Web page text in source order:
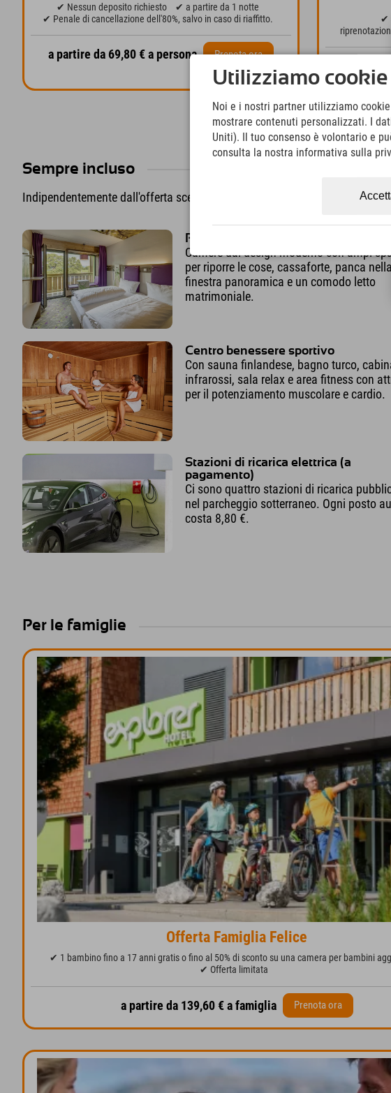
✔ Nessun deposito richiesto
✔ a partire da 1 notte
✔ Penale di cancellazione dell'80%, salvo in caso di riaffitto.
a partire da 69,80 € a persona Prenota ora
✔
a partire
Sempre incluso
Indipendentemente dall'offerta scelta o dal fatto che i pernottamenti
Progettare le stanze
Camere dal design moderno con ampi
per riporre le cose, cassaforte, panca nella
finestra panoramica e un comodo letto
matrimoniale.
Centro benessere sportivo
Con sauna finlandese, bagno turco,
infrarossi, sala relax e area fitness con
per il potenziamento muscolare e cardio.
Stazioni di ricarica elettrica (a
pagamento)
Ci sono quattro stazioni di ricarica
nel parcheggio sotterraneo. Ogni posto
costa 8,80 €.
Per le famiglie
Offerta Famiglia Felice
✔ 1 bambino fino a 17 anni gratis o fino al 50% di sconto su una camera per bambini
✔ Offerta limitata
a partire da 139,60 € a famiglia Prenota ora
Utilizziamo
Noi e i nostri partner utilizziamo
mostrare contenuti personalizzati. I
Uniti). Il tuo consenso è volontario e
consulta la nostra informativa sulla